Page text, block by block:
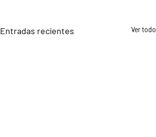
Entradas recientes Ver todo